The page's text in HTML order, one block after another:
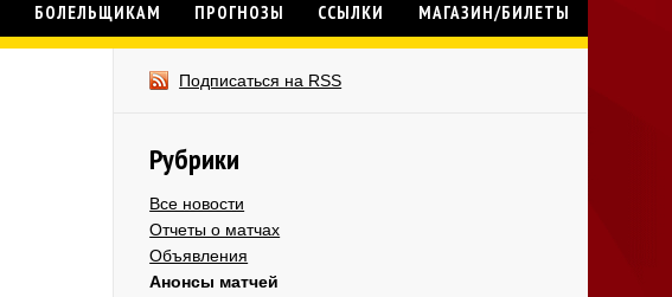
БОЛЕЛЬЩИКАМ ПРОГНОЗЫ ССЫЛКИ МАГАЗИН/БИЛЕТЫ
Подписаться на RSS
Рубрики
Все новости
Отчеты о матчах
Объявления
Анонсы матчей